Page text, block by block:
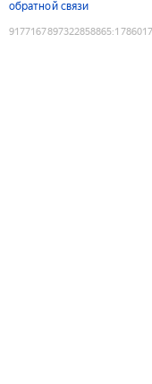
обратной связи
9177167897322858865: